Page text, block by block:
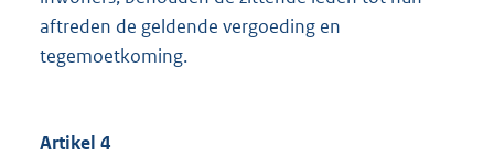
aftreden de geldende vergoeding en
tegemoetkoming.
Artikel 4